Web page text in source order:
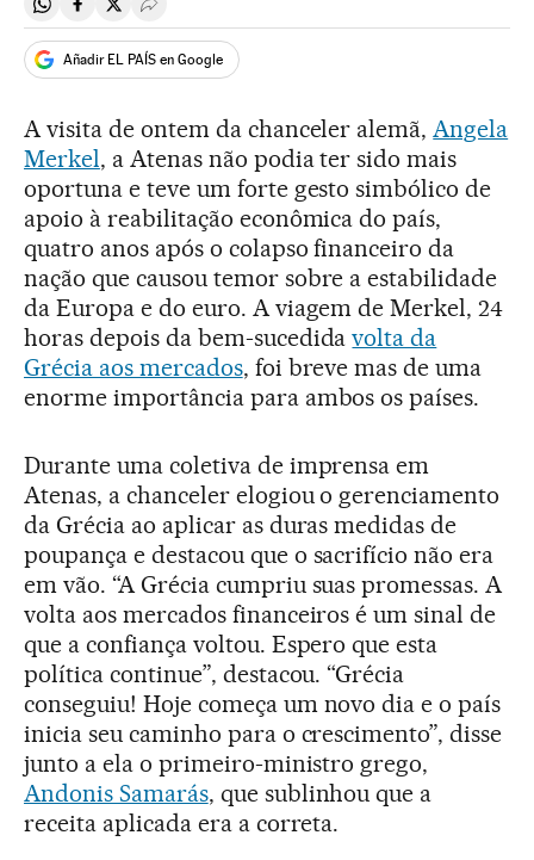
Compartir en Whatsapp
Compartir en Facebook
Compartir en Twitter
Desplegar Redes Sociales
Añadir EL PAÍS en Google
A visita de ontem da chanceler alemã,Angela
Merkel, a Atenas não podia ter sido mais
oportuna e teve um forte gesto simbólico de
apoio à reabilitação econômica do país,
quatro anos após o colapso financeiro da
nação que causou temor sobre a estabilidade
da Europa e do euro. A viagem de Merkel, 24
horas depois da bem-sucedidavolta da
Grécia aos mercados, foi breve mas de uma
enorme importância para ambos os países.
Durante uma coletiva de imprensa em
Atenas, a chanceler elogiou o gerenciamento
da Grécia ao aplicar as duras medidas de
poupança e destacou que o sacrifício não era
em vão. “A Grécia cumpriu suas promessas. A
volta aos mercados financeiros é um sinal de
que a confiança voltou. Espero que esta
política continue”, destacou. “Grécia
conseguiu! Hoje começa um novo dia e o país
inicia seu caminho para o crescimento”, disse
junto a ela o primeiro-ministro grego,
Andonis Samarás, que sublinhou que a
receita aplicada era a correta.